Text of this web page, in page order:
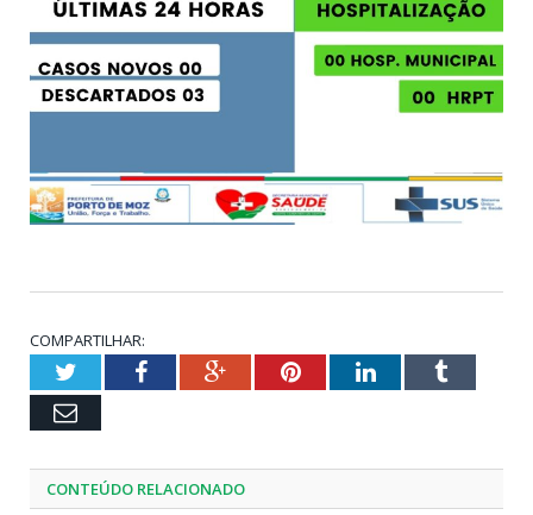
COMPARTILHAR:
TwitterFacebookGoogle+PinterestLinkedInTumblr
Email
CONTEÚDO RELACIONADO